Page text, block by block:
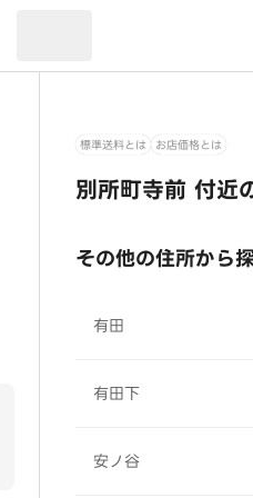
標準送料とは お店価格とは
別所町寺前 付近
その他の住所から
有田
有田下
安ノ谷